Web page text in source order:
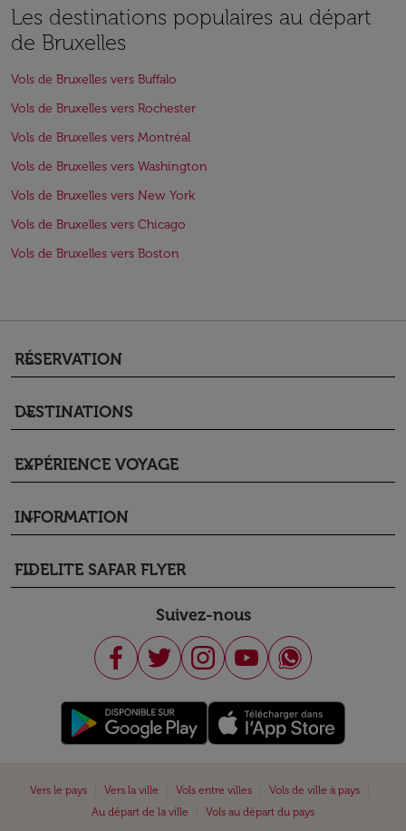
Les destinations populaires au départ
de Bruxelles
Vols de Bruxelles vers Buffalo
Vols de Bruxelles vers Rochester
Vols de Bruxelles vers Montréal
Vols de Bruxelles vers Washington
Vols de Bruxelles vers New York
Vols de Bruxelles vers Chicago
Vols de Bruxelles vers Boston
RÉSERVATION
keyboard_arrow_down
DESTINATIONS
keyboard_arrow_down
EXPÉRIENCE VOYAGE
keyboard_arrow_down
INFORMATION
keyboard_arrow_down
FIDELITE SAFAR FLYER
keyboard_arrow_down
Suivez-nous
Vers le pays Vers la ville Vols entre villes Vols de ville à pays
Au départ de la ville
Vols au départ du pays